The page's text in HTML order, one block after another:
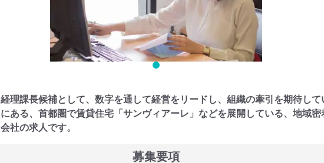
経理課長候補として、数字を通して経営をリードし、組織の牽引を期待し
にある、首都圏で賃貸住宅「サンヴィアーレ」などを展開している、地域
会社の求人です。
募集要項